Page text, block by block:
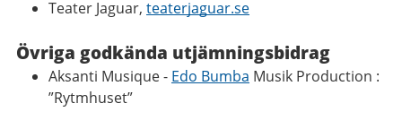
Teater Jaguar, teaterjaguar.se
Övriga godkända utjämningsbidrag
Aksanti Musique - Edo Bumba Musik Production :
”Rytmhuset”